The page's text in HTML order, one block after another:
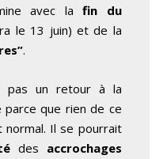
avec lafin du
le 13 juin) et de la
.
pas un retour à la
parce que rien de ce
normal. Il se pourrait
des accrochages